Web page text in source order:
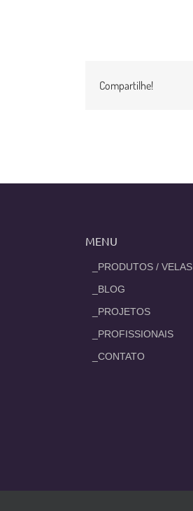
Compartilhe!
MENU
_PRODUTOS / VELAS
_BLOG
_PROJETOS
_PROFISSIONAIS
_CONTATO